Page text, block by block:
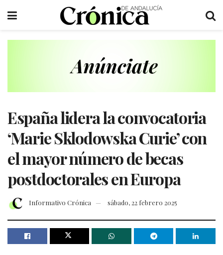
España lidera la convocatoria
‘Marie Sklodowska Curie’ con
el mayor número de becas
postdoctorales en Europa
Informativo Crónica sábado, 22 febrero 2025